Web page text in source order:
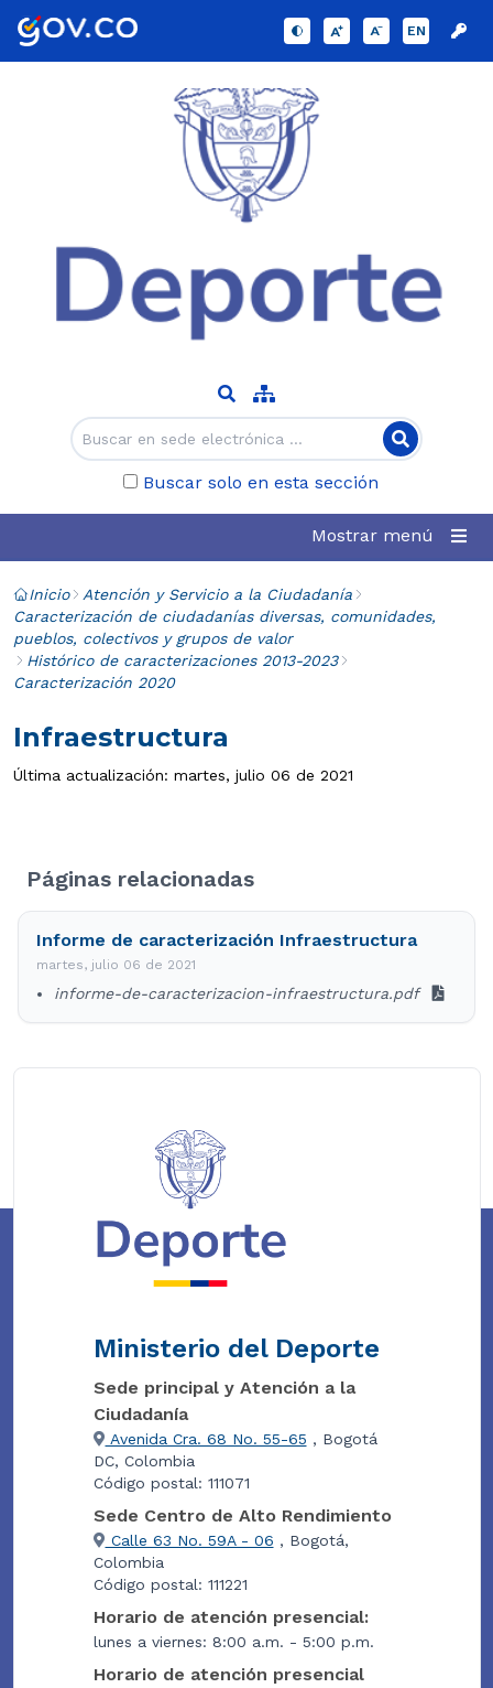
EN
Buscar solo en esta sección
Mostrar menú
Inicio
Atención y Servicio a la Ciudadanía
Caracterización de ciudadanías diversas, comunidades,
pueblos, colectivos y grupos de valor
Histórico de caracterizaciones 2013-2023
Caracterización 2020
Infraestructura
Última actualización: martes, julio 06 de 2021
Páginas relacionadas
Informe de caracterización Infraestructura
martes, julio 06 de 2021
informe-de-caracterizacion-infraestructura.pdf
Ministerio del Deporte
Sede principal y Atención a la
Ciudadanía
Avenida Cra. 68 No. 55-65 , Bogotá
DC, Colombia
Código postal: 111071
Sede Centro de Alto Rendimiento
Calle 63 No. 59A - 06 , Bogotá,
Colombia
Código postal: 111221
Horario de atención presencial:
lunes a viernes: 8:00 a.m. - 5:00 p.m.
Horario de atención presencial